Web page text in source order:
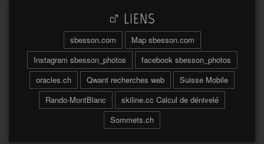
2026
A travers l'hublot 17 Abländschen 3
Açores 2004 64 Adelboden 2
Adonis 6
Afrique du Sud 2019
LIENS
sbesson.com
Map sbesson.com
Instagram sbesson_photos
facebook sbesson_photos
oracles.ch
Qwant recherches web
Suisse Mobile
Rando-MontBlanc
skiline.cc Calcul de dénivelé
Sommets.ch